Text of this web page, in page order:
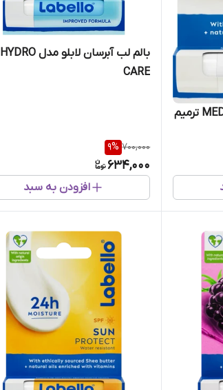
بالم لب لابلو مدل MED REPAIR ترمیم
بالم لب آبرسان لابلو مدل HYDRO
CARE
700,000
9%
634,000
افزودن به سبد